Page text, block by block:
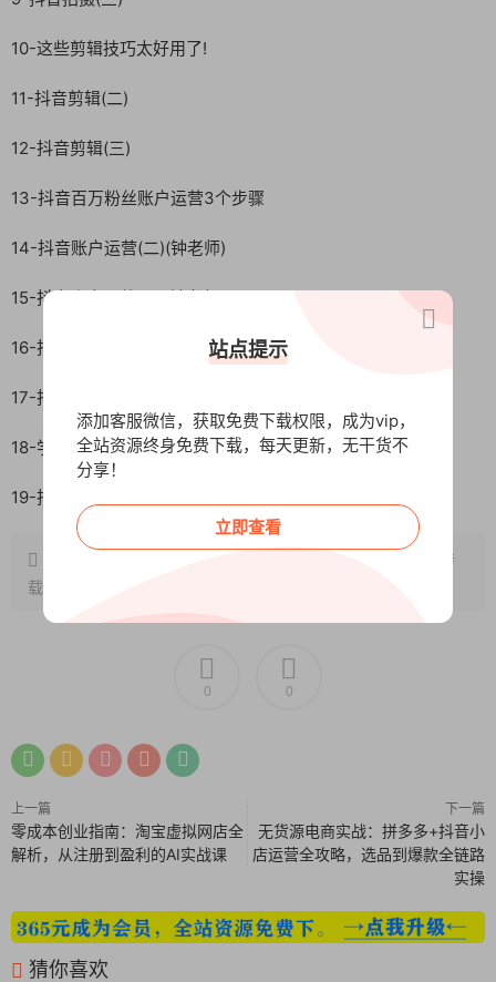
10-这些剪辑技巧太好用了!
11-抖音剪辑(二)
12-抖音剪辑(三)
13-抖音百万粉丝账户运营3个步骤
14-抖音账户运营(二)(钟老师)
15-抖音账户运营(三)(钟老师)
16-抖音变现的能力，决定了你的收入
17-抖音直播带货
18-学完抖音直播运营技巧，你也是高手
19-抖音主播培训及商业变现
，转
载请注明出处~~~
0 0
上一篇
零成本创业指南：淘宝虚拟网店全
解析，从注册到盈利的AI实战课
下一篇
无货源电商实战：拼多多+抖音小
店运营全攻略，选品到爆款全链路
实操
猜你喜欢
站点提示
添加客服微信，获取免费下载权限，成为vip，
全站资源终身免费下载，每天更新，无干货不
分享！
立即查看